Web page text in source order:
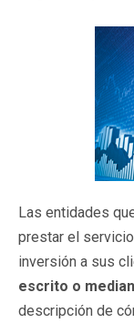
Las entidades
prestar el
inversión a sus
escrito o
descripción de